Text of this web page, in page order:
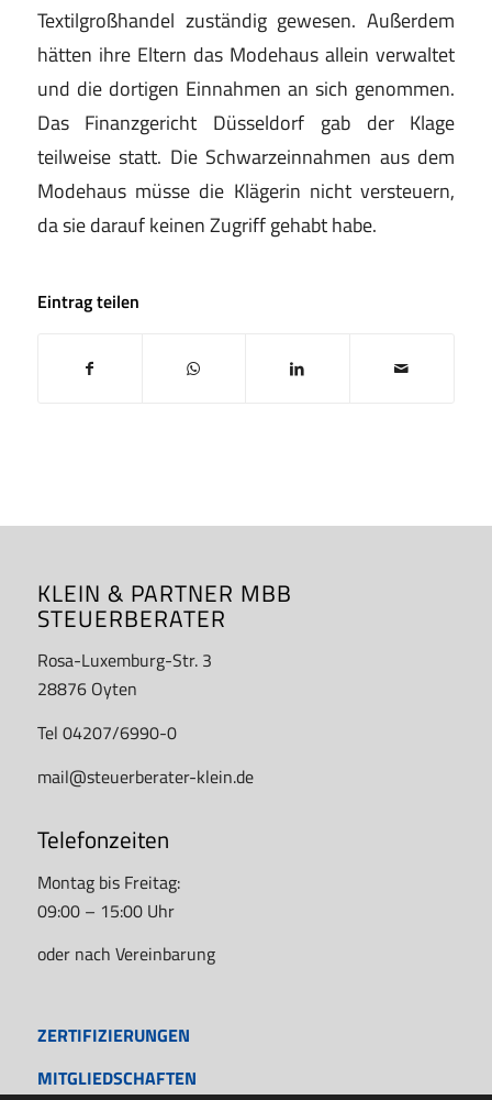
Textilgroßhandel zuständig gewesen. Außerdem
hätten ihre Eltern das Modehaus allein verwaltet
und die dortigen Einnahmen an sich genommen.
Das Finanzgericht Düsseldorf gab der Klage
teilweise statt. Die Schwarzeinnahmen aus dem
Modehaus müsse die Klägerin nicht versteuern,
da sie darauf keinen Zugriff gehabt habe.
Eintrag teilen
KLEIN & PARTNER MBB
STEUERBERATER
Rosa-Luxemburg-Str. 3
28876 Oyten
Tel 04207/6990-0
mail@steuerberater-klein.de
Telefonzeiten
Montag bis Freitag:
09:00 – 15:00 Uhr
oder nach Vereinbarung
ZERTIFIZIERUNGEN
MITGLIEDSCHAFTEN